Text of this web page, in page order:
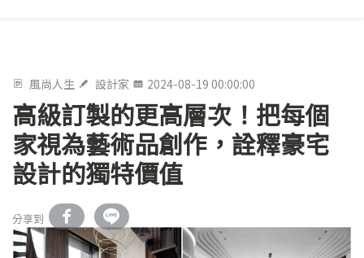
風尚人生 設計家 2024-08-19 00:00:00
高級訂製的更高層次！把每個
家視為藝術品創作，詮釋豪宅
設計的獨特價值
分享到